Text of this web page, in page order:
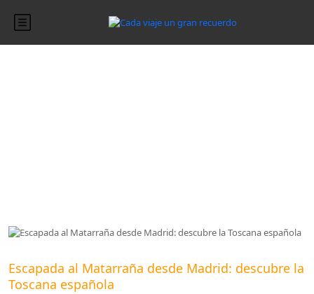
Escapada al Matarraña desde Madrid: descubre la
Toscana española